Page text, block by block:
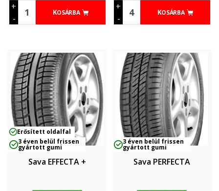
+
-
KOSÁRBA
+
-
KOSÁRBA
Erősített oldalfal
3 éven belül frissen
gyártott gumi
Sava EFFECTA +
3 éven belül frissen
gyártott gumi
Sava PERFECTA